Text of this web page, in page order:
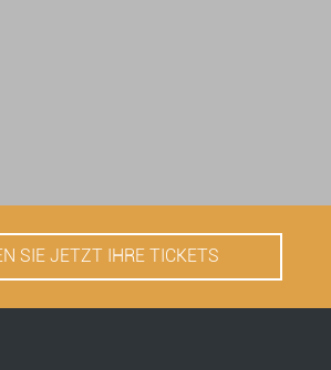
SIE JETZT IHRE TICKETS